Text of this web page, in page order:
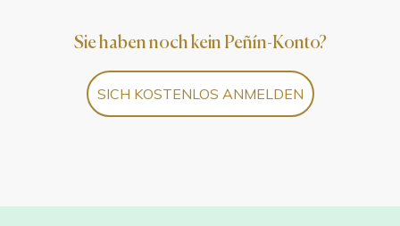
Sie haben noch kein Peñín-Konto?
SICH KOSTENLOS ANMELDEN